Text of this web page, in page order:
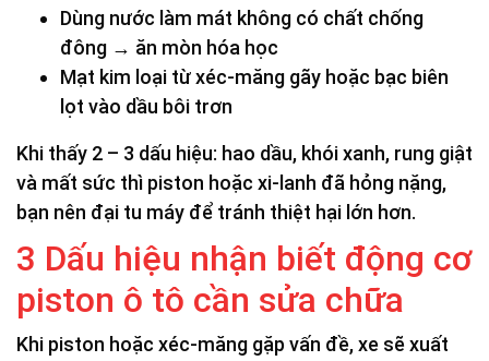
Dùng nước làm mát không có chất chống
đông → ăn mòn hóa học
Mạt kim loại từ xéc-măng gãy hoặc bạc biên
lọt vào dầu bôi trơn
Khi thấy 2 – 3 dấu hiệu: hao dầu, khói xanh, rung giật
và mất sức thì piston hoặc xi-lanh đã hỏng nặng,
bạn nên đại tu máy để tránh thiệt hại lớn hơn.
3 Dấu hiệu nhận biết động cơ
piston ô tô cần sửa chữa
Khi piston hoặc xéc-măng gặp vấn đề, xe sẽ xuất